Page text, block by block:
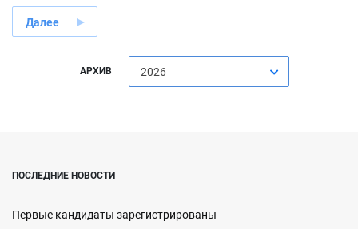
Далее
АРХИВ 2026
ПОСЛЕДНИЕ НОВОСТИ
Первые кандидаты зарегистрированы